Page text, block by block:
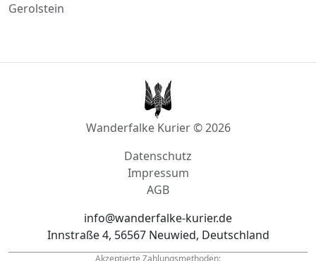
Wanderfalke Kurier © 2026
Impressum
AGB
Innstraße 4, 56567 Neuwied, Deutschland
Akzeptierte Zahlungsmethoden:
Rechnung/Banküberweisung